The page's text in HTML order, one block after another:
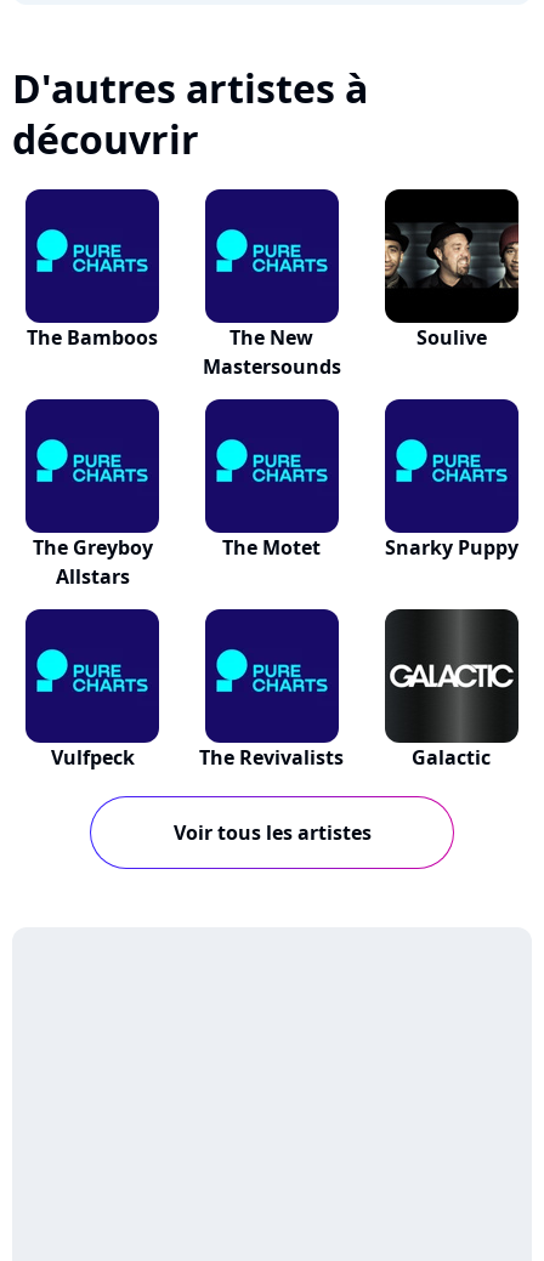
D'autres artistes à
découvrir
The Bamboos
The New
Mastersounds
Soulive
The Greyboy
Allstars
The Motet Snarky Puppy
Vulfpeck The Revivalists Galactic
Voir tous les artistes